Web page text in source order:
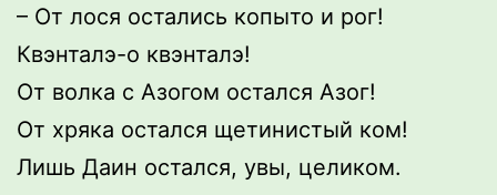
– От лося остались копыто и рог!
Квэнталэ-о квэнталэ!
От волка с Азогом остался Азог!
От хряка остался щетинистый ком!
Лишь Даин остался, увы, целиком.